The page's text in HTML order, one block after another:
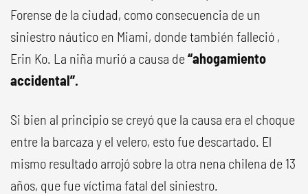
Forense de la ciudad, como consecuencia de un
siniestro náutico en Miami, donde también falleció ,
Erin Ko. La niña murió a causa de“ahogamiento
accidental”.
Si bien al principio se creyó que la causa era el choque
entre la barcaza y el velero, esto fue descartado. El
mismo resultado arrojó sobre la otra nena chilena de 13
años, que fue víctima fatal del siniestro.